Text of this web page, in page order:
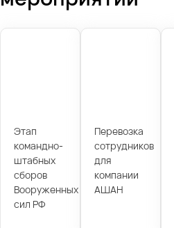
Этап
командно-
штабных
сборов
Вооруженных
сил РФ
Перевозка
сотрудников
для
компании
АШАН